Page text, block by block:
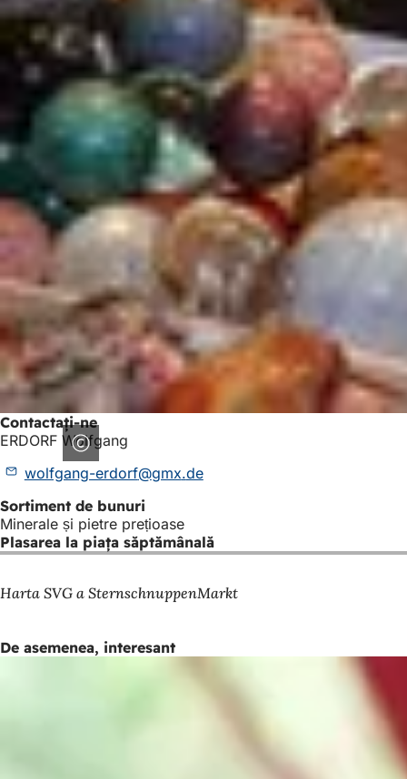
Contactați-ne
ERDORF Wolfgang
wolfgang-erdorf
gmx de
Sortiment de bunuri
Minerale și pietre prețioase
Plasarea la piața săptămânală
Harta SVG a SternschnuppenMarkt
De asemenea, interesant